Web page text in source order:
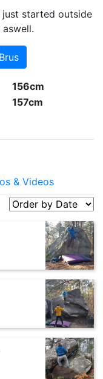
just started outside
156cm
157cm
& Videos